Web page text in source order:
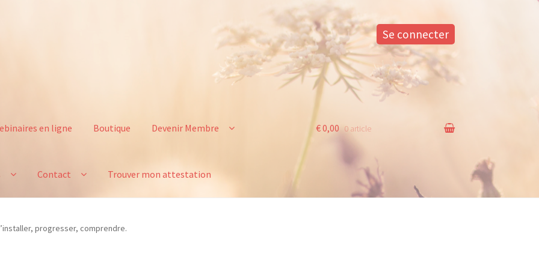
Se connecter
en ligne Boutique Devenir Membre
Contact Trouver mon attestation
€ 0,00 0 article
progresser, comprendre.